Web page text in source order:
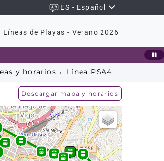
ES - Español
Líneas de Playas - Verano 2026
y horarios Línea PSA4
Descargar mapa y horarios